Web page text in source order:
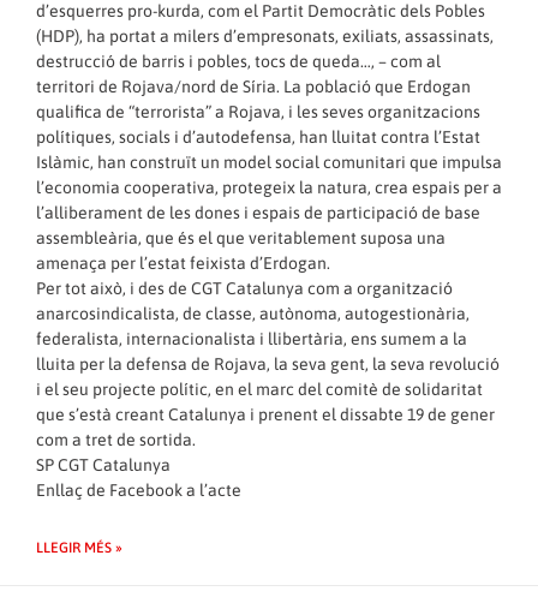
d’esquerres pro-kurda, com el Partit Democràtic dels Pobles
(HDP), ha portat a milers d’empresonats, exiliats, assassinats,
destrucció de barris i pobles, tocs de queda…, – com al
territori de Rojava/nord de Síria. La població que Erdogan
qualifica de “terrorista” a Rojava, i les seves organitzacions
polítiques, socials i d’autodefensa, han lluitat contra l’Estat
Islàmic, han construït un model social comunitari que impulsa
l’economia cooperativa, protegeix la natura, crea espais per a
l’alliberament de les dones i espais de participació de base
assembleària, que és el que veritablement suposa una
amenaça per l’estat feixista d’Erdogan.
Per tot això, i des de CGT Catalunya com a organització
anarcosindicalista, de classe, autònoma, autogestionària,
federalista, internacionalista i llibertària, ens sumem a la
lluita per la defensa de Rojava, la seva gent, la seva revolució
i el seu projecte polític, en el marc del comitè de solidaritat
que s’està creant Catalunya i prenent el dissabte 19 de gener
com a tret de sortida.
SP CGT Catalunya
Enllaç de Facebooka l’acte
LLEGIR MÉS »